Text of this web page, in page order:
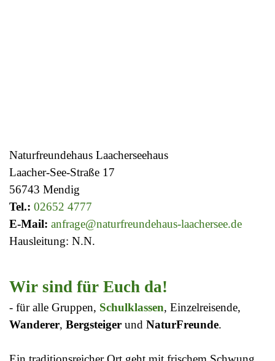
Naturfreundehaus Laacherseehaus
Laacher-See-Straße 17
56743 Mendig
Tel.: 02652 4777
E-Mail: anfrage@naturfreundehaus-laachersee.de
Hausleitung: N.N.
Wir sind für Euch da!
- für alle Gruppen, Schulklassen, Einzelreisende,
Wanderer, Bergsteiger und NaturFreunde.